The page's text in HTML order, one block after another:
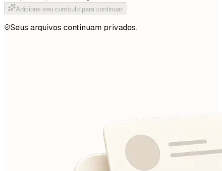
Adicione seu currículo para continuar
Seus arquivos continuam privados.